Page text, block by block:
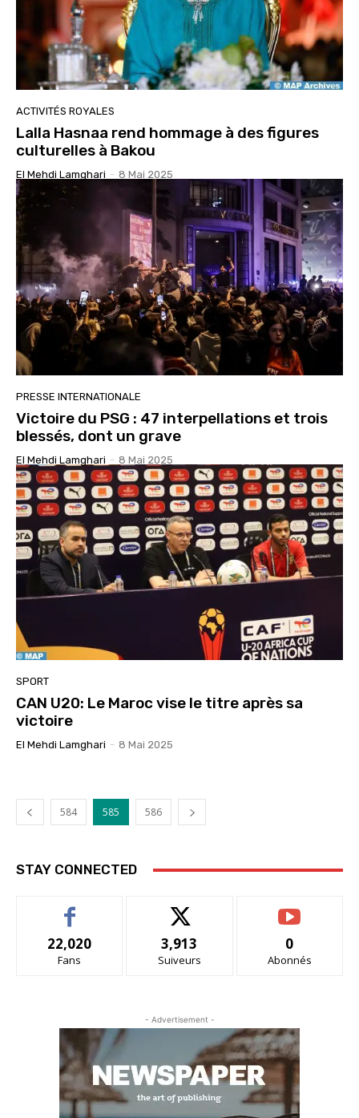
ACTIVITÉS ROYALES
Lalla Hasnaa rend hommage à des figures
culturelles à Bakou
El Mehdi Lamghari - 8 Mai 2025
PRESSE INTERNATIONALE
Victoire du PSG : 47 interpellations et trois
blessés, dont un grave
El Mehdi Lamghari - 8 Mai 2025
SPORT
CAN U20: Le Maroc vise le titre après sa
victoire
El Mehdi Lamghari - 8 Mai 2025
584 585 586
STAY CONNECTED
22,020
Fans
3,913
Suiveurs
0
Abonnés
- Advertisement -